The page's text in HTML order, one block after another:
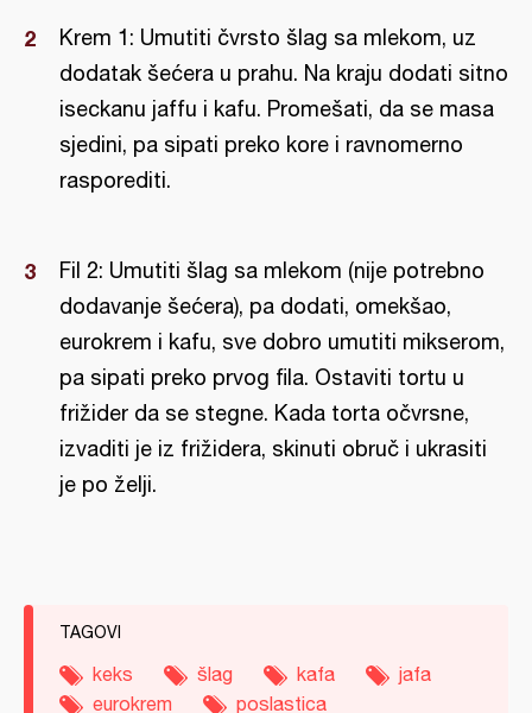
Krem 1: Umutiti čvrsto šlag sa mlekom, uz
dodatak šećera u prahu. Na kraju dodati sitno
iseckanu jaffu i kafu. Promešati, da se masa
sjedini, pa sipati preko kore i ravnomerno
rasporediti.
Fil 2: Umutiti šlag sa mlekom (nije potrebno
dodavanje šećera), pa dodati, omekšao,
eurokrem i kafu, sve dobro umutiti mikserom,
pa sipati preko prvog fila. Ostaviti tortu u
frižider da se stegne. Kada torta očvrsne,
izvaditi je iz frižidera, skinuti obruč i ukrasiti
je po želji.
TAGOVI
keks šlag kafa
jafa
eurokrem
poslastica